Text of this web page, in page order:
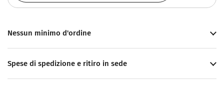
Nessun minimo d'ordine
Spese di spedizione e ritiro in sede